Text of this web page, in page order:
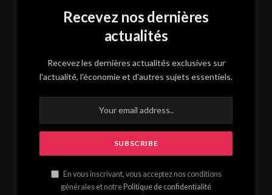
Recevez nos dernières
actualités
Recevez les dernières actualités exclusives sur
l'actualité, l'économie et d'autres sujets essentiels.
En vous inscrivant, vous acceptez nos conditions
générales et notre Politique de confidentialité